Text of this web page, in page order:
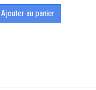
Ajouter au panier